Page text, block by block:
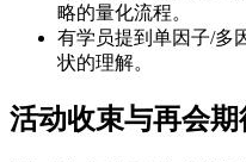
略的量化流程。
有学员提到单因子/多
状的理解。
活动收束与再会期